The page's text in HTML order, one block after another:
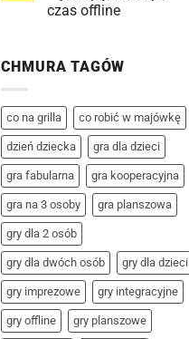
nudzić?
11
czas offline
Fajne
–
jak
spędzić
super
czas
offline
CHMURA TAGÓW
co na grilla co robić w majówkę
dzień dziecka gra dla dzieci
gra fabularna gra kooperacyjna
gra na 3 osoby gra planszowa
gry dla 2 osób
gry dla dwóch osób gry dla dzieci
gry imprezowe gry integracyjne
gry offline gry planszowe